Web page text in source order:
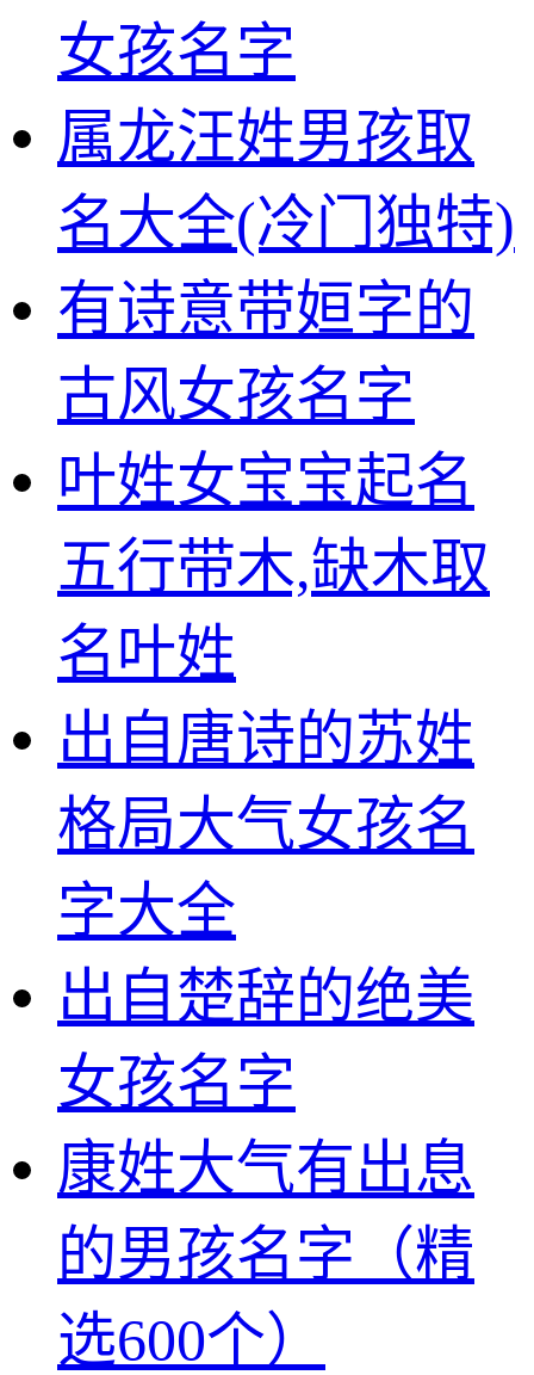
女孩名字
属龙汪姓男孩取
名大全(冷门独特)
有诗意带姮字的
古风女孩名字
叶姓女宝宝起名
五行带木,缺木取
名叶姓
出自唐诗的苏姓
格局大气女孩名
字大全
出自楚辞的绝美
女孩名字
康姓大气有出息
的男孩名字（精
选600个）